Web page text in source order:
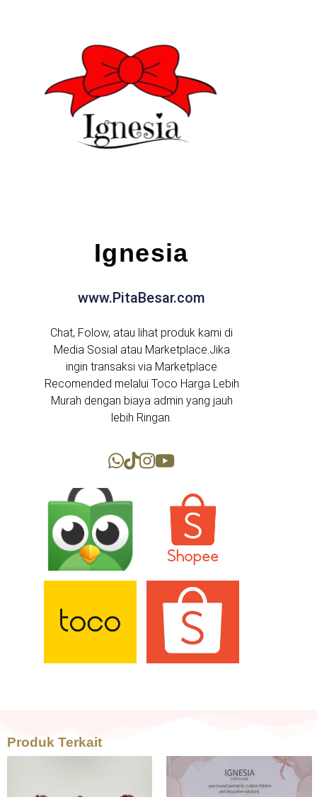
Ignesia
www.PitaBesar.com
Chat, Folow, atau lihat produk kami di
Media Sosial atau Marketplace.Jika
ingin transaksi via Marketplace
Recomended melalui Toco Harga Lebih
Murah dengan biaya admin yang jauh
lebih Ringan.
Produk Terkait